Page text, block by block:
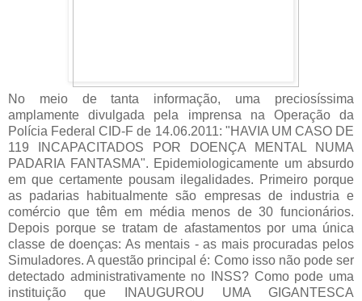
No meio de tanta informação, uma preciosíssima
amplamente divulgada pela imprensa na Operação da
Polícia Federal CID-F de 14.06.2011: "HAVIA UM CASO DE
119 INCAPACITADOS POR DOENÇA MENTAL NUMA
PADARIA FANTASMA". Epidemiologicamente um absurdo
em que certamente pousam ilegalidades. Primeiro porque
as padarias habitualmente são empresas de industria e
comércio que têm em média menos de 30 funcionários.
Depois porque se tratam de afastamentos por uma única
classe de doenças: As mentais - as mais procuradas pelos
Simuladores. A questão principal é: Como isso não pode ser
detectado administrativamente no INSS? Como pode uma
instituição que INAUGUROU UMA GIGANTESCA